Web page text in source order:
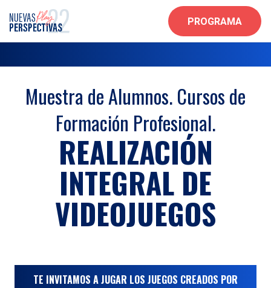
PROGRAMA
Muestra de Alumnos. Cursos de
Formación Profesional.
REALIZACIÓN
INTEGRAL DE
VIDEOJUEGOS
TE INVITAMOS A JUGAR LOS JUEGOS CREADOS POR